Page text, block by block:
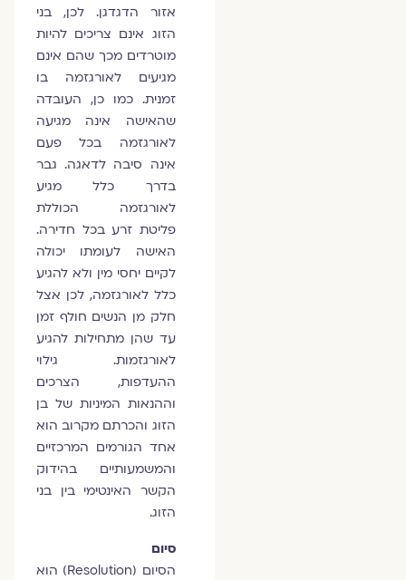
אזור הדגדגן. לכן, בני
הזוג אינם צריכים להיות
מוטרדים מכך שהם אינם
מגיעים לאורגזמה בו
זמנית. כמו כן, העובדה
שהאישה אינה מגיעה
לאורגזמה בכל פעם
אינה סיבה לדאגה. גבר
בדרך כלל מגיע
לאורגזמה הכוללת
פליטת זרע בכל חדירה.
האישה לעומתו יכולה
לקיים יחסי מין ולא להגיע
כלל לאורגזמה, לכן אצל
חלק מן הנשים חולף זמן
עד שהן מתחילות להגיע
לאורגזמות. גילוי
ההעדפות, הצרכים
וההנאות המיניות של בן
הזוג והכרתם מקרוב הוא
אחד הגורמים המרכזיים
והמשמעותיים בהידוק
הקשר האינטימי בין בני
הזוג.
סיום
הסיום (Resolution) הוא